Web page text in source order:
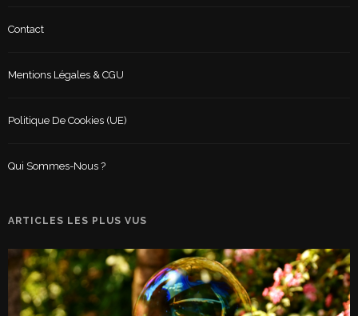
Contact
Mentions Légales & CGU
Politique De Cookies (UE)
Qui Sommes-Nous ?
ARTICLES LES PLUS VUS